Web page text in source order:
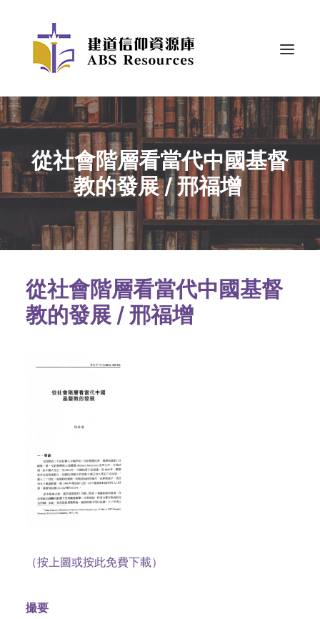
從社會階層看當代中國基督
教的發展 / 邢福增
從社會階層看當代中國基督
教的發展 / 邢福增
（按上圖或按此免費下載）
撮要